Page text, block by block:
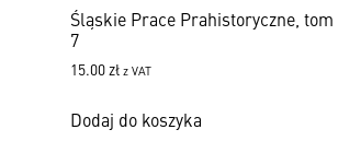
Śląskie Prace Prahistoryczne, tom
7
15.00zł z VAT
Dodaj do koszyka